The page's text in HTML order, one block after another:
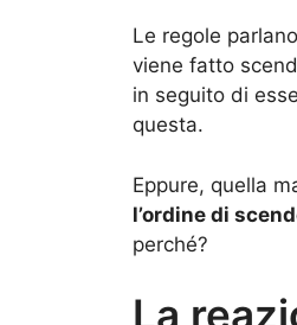
Le regole
viene fatto
in seguito di
questa.
Eppure, quella
l’ordine di
perché?
La